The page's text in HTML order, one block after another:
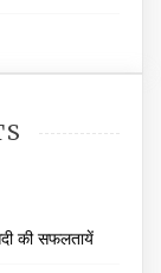
की सफलतायें